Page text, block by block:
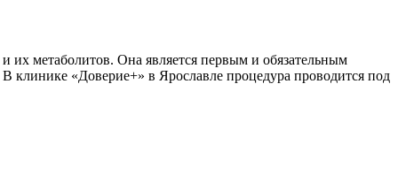
их метаболитов. Она является первым и обязательным
клинике «Доверие+» в Ярославле процедура проводится под